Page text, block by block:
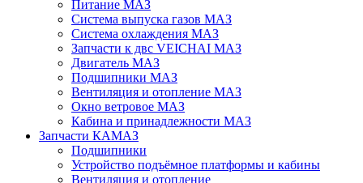
Питание МАЗ
Система выпуска газов МАЗ
Система охлаждения МАЗ
Запчасти к двс VEICHAI МАЗ
Двигатель МАЗ
Подшипники МАЗ
Вентиляция и отопление МАЗ
Окно ветровое МАЗ
Кабина и принадлежности МАЗ
Запчасти КАМАЗ
Подшипники
Устройство подъёмное платформы и кабины
Вентиляция и отопление